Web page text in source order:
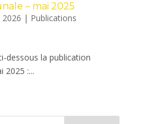
– mai 2025
| Publications
dessous la publication
2025 :...